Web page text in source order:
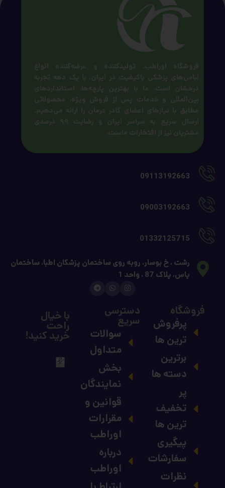
09113192663
09003192663
01332125715
رشت ، خ بوسار، روبه روی ساختمان پزشکان اطبا، ساختمان
یاس، پلاک 87 ، واحد 1
فروشگاه
پرفروش
ترین ها
برترین
دسته ها
پر
تخفیف
ترین ها
پیگیری
سفارشات
نظرات
دسترسی
سریع
سوالات
متداول
بخش
نمایندگان
قوانین و
مقرارات
اوراطب
درباره
اوراطب
با خیال
راحت
خرید کنید!